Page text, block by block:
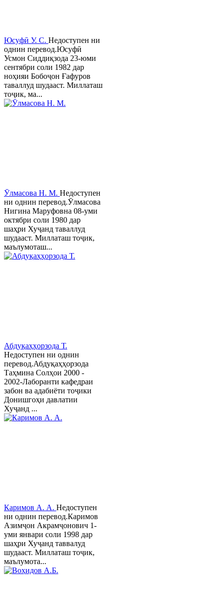
Юсуфӣ У. C. Недоступен ни
однин перевод.Юсуфӣ
Усмон Сиддиқзода 23-юми
сентябри соли 1982 дар
ноҳияи Бобоҷон Ғафуров
таваллуд шудааст. Миллаташ
тоҷик, ма...
Ӯлмасова Н. М. Недоступен
ни однин перевод.Ӯлмасова
Нигина Маруфовна 08-уми
октябри соли 1980 дар
шаҳри Хуҷанд таваллуд
шудааст. Миллаташ тоҷик,
маълумоташ...
Абдуқаҳҳорзода Т.
Недоступен ни однин
перевод.Абдуқаҳҳорзода
Таҳмина Солҳои 2000 -
2002-Лаборанти кафедраи
забон ва адабиёти тоҷики
Донишгоҳи давлатии
Хуҷанд ...
Каримов А. А. Недоступен
ни однин перевод.Каримов
Азимҷон Акрамҷонович 1-
уми январи соли 1998 дар
шаҳри Хуҷанд таввалуд
шудааст. Миллаташ тоҷик,
маълумота...